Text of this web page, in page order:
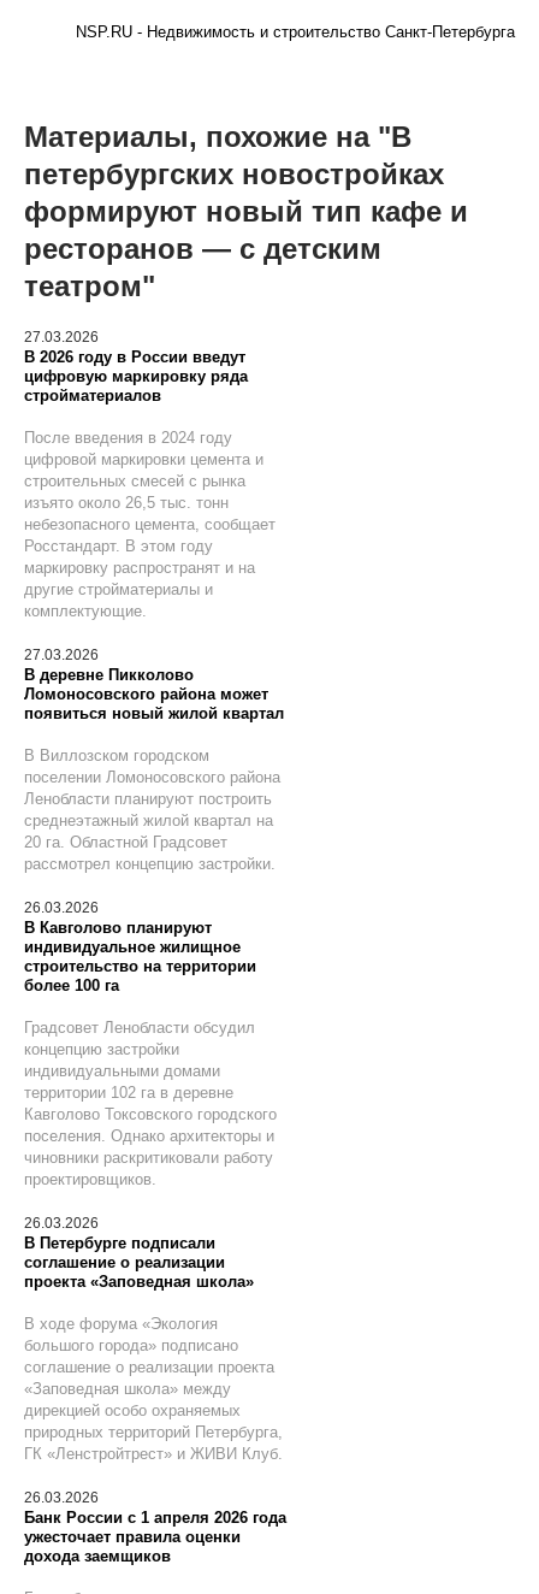
NSP.RU - Недвижимость и строительство Санкт-Петербурга
Материалы, похожие на "В
петербургских новостройках
формируют новый тип кафе и
ресторанов — с детским
театром"
27.03.2026
В 2026 году в России введут
цифровую маркировку ряда
стройматериалов
После введения в 2024 году
цифровой маркировки цемента и
строительных смесей с рынка
изъято около 26,5 тыс. тонн
небезопасного цемента, сообщает
Росстандарт. В этом году
маркировку распространят и на
другие стройматериалы и
комплектующие.
27.03.2026
В деревне Пикколово
Ломоносовского района может
появиться новый жилой квартал
В Виллозском городском
поселении Ломоносовского района
Ленобласти планируют построить
среднеэтажный жилой квартал на
20 га. Областной Градсовет
рассмотрел концепцию застройки.
26.03.2026
В Кавголово планируют
индивидуальное жилищное
строительство на территории
более 100 га
Градсовет Ленобласти обсудил
концепцию застройки
индивидуальными домами
территории 102 га в деревне
Кавголово Токсовского городского
поселения. Однако архитекторы и
чиновники раскритиковали работу
проектировщиков.
26.03.2026
В Петербурге подписали
соглашение о реализации
проекта «Заповедная школа»
В ходе форума «Экология
большого города» подписано
соглашение о реализации проекта
«Заповедная школа» между
дирекцией особо охраняемых
природных территорий Петербурга,
ГК «Ленстройтрест» и ЖИВИ Клуб.
26.03.2026
Банк России с 1 апреля 2026 года
ужесточает правила оценки
дохода заемщиков